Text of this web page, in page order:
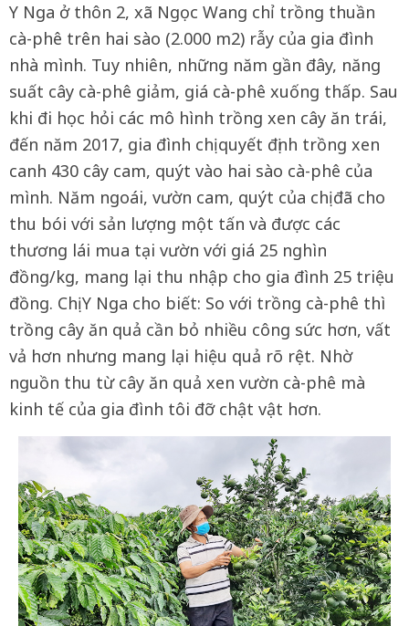
Y Nga ở thôn 2, xã Ngọc Wang chỉ trồng thuần
cà-phê trên hai sào (2.000 m2) rẫy của gia đình
nhà mình. Tuy nhiên, những năm gần đây, năng
suất cây cà-phê giảm, giá cà-phê xuống thấp. Sau
khi đi học hỏi các mô hình trồng xen cây ăn trái,
đến năm 2017, gia đình chị quyết định trồng xen
canh 430 cây cam, quýt vào hai sào cà-phê của
mình. Năm ngoái, vườn cam, quýt của chị đã cho
thu bói với sản lượng một tấn và được các
thương lái mua tại vườn với giá 25 nghìn
đồng/kg, mang lại thu nhập cho gia đình 25 triệu
đồng. Chị Y Nga cho biết: So với trồng cà-phê thì
trồng cây ăn quả cần bỏ nhiều công sức hơn, vất
vả hơn nhưng mang lại hiệu quả rõ rệt. Nhờ
nguồn thu từ cây ăn quả xen vườn cà-phê mà
kinh tế của gia đình tôi đỡ chật vật hơn.